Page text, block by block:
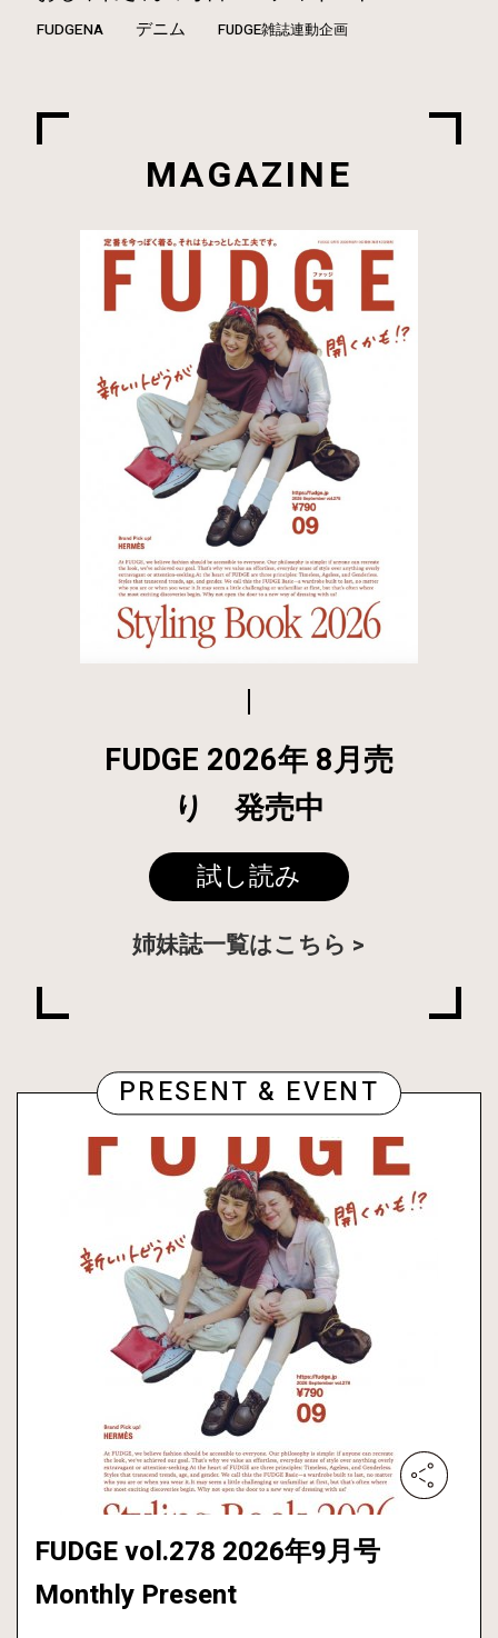
FUDGENA デニム FUDGE雑誌連動企画
MAGAZINE
FUDGE 2026年 8月売
り 発売中
試し読み
姉妹誌一覧はこちら
PRESENT & EVENT
FUDGE vol.278 2026年9月号
Monthly Present